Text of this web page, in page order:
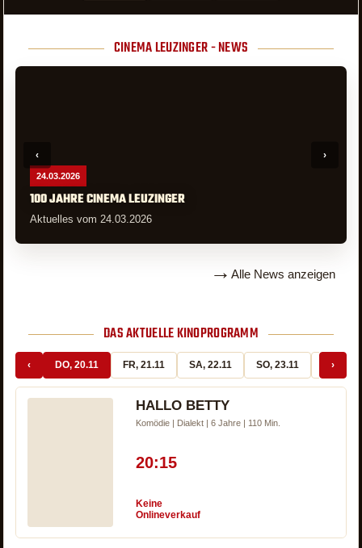
CINEMA LEUZINGER - NEWS
24.03.2026
100 JAHRE CINEMA LEUZINGER
Aktuelles vom 24.03.2026
→ Alle News anzeigen
DAS AKTUELLE KINOPROGRAMM
‹ DO, 20.11 FR, 21.11 SA, 22.11 SO, 23.11 MO,
›
HALLO BETTY
Komödie | Dialekt | 6 Jahre | 110 Min.
20:15
Keine
Onlineverkauf